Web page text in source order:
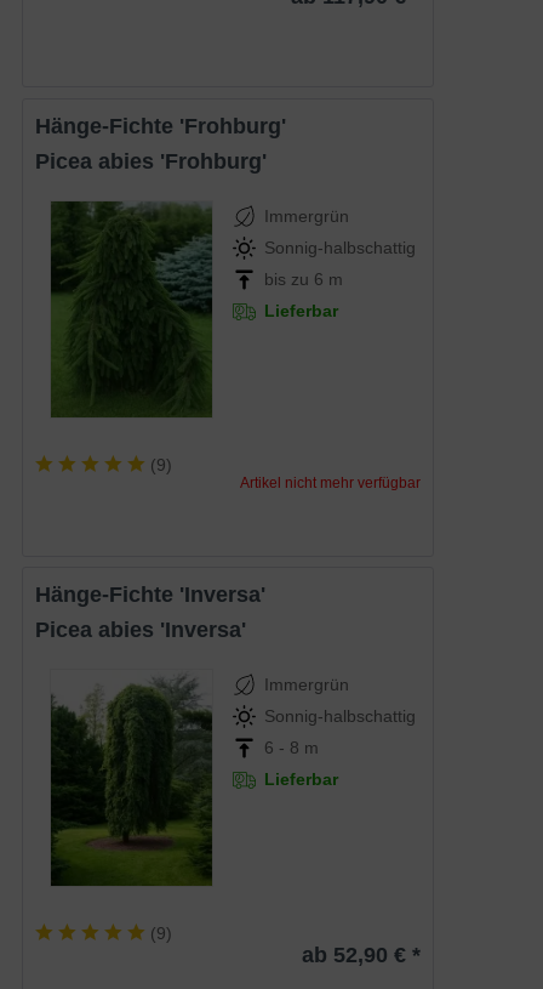
Hänge-Fichte 'Frohburg'
Picea abies 'Frohburg'
Immergrün
Sonnig-halbschattig
bis zu 6 m
Lieferbar
(9)
Artikel nicht mehr verfügbar
Hänge-Fichte 'Inversa'
Picea abies 'Inversa'
Immergrün
Sonnig-halbschattig
6 - 8 m
Lieferbar
(9)
ab 52,90 € *